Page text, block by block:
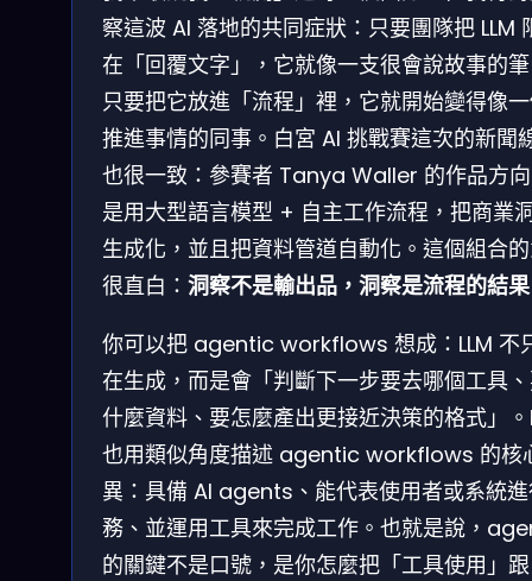
察這波 AI 落地的共同症狀：只要團隊把 LLM
在「回覆文字」，它就像一支很會說故事的
只要把它放進「流程」裡，它就開始變得像
推進事情的同事。白宮 AI 挑戰賽這次的新聞
也很一致：參賽者 Tanya Waller 的作品方
是用大型語言模型 + 自主工作流程，把商業
生成化，並且把資料管道自動化。這個組合
很直白： 洞察不是輸出品，洞察是流程的結果
你可以把 agentic workflows 想成：LLM 不
在生成，而是會「判斷下一步要去哪個工具
什麼資料、要怎麼產出更接近決策的格式」
也用類似角度描述 agentic workflows 的核
異：具備 AI agents、能代表使用者或系統
務、並運用工具來完成工作。也就是說，
的關鍵不是口號，是你怎麼把「工具使用」